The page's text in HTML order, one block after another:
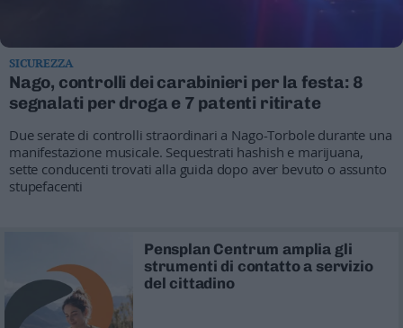
SICUREZZA
Nago, controlli dei carabinieri per la festa: 8
segnalati per droga e 7 patenti ritirate
Due serate di controlli straordinari a Nago-Torbole durante una
manifestazione musicale. Sequestrati hashish e marijuana,
sette conducenti trovati alla guida dopo aver bevuto o assunto
stupefacenti
Pensplan Centrum amplia gli
strumenti di contatto a servizio
del cittadino